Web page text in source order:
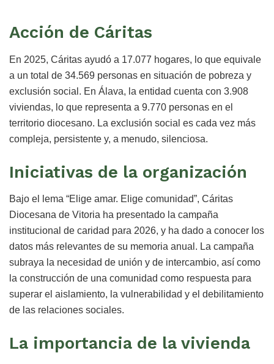
Acción de Cáritas
En 2025, Cáritas ayudó a 17.077 hogares, lo que equivale
a un total de 34.569 personas en situación de pobreza y
exclusión social. En Álava, la entidad cuenta con 3.908
viviendas, lo que representa a 9.770 personas en el
territorio diocesano. La exclusión social es cada vez más
compleja, persistente y, a menudo, silenciosa.
Iniciativas de la organización
Bajo el lema “Elige amar. Elige comunidad”, Cáritas
Diocesana de Vitoria ha presentado la campaña
institucional de caridad para 2026, y ha dado a conocer los
datos más relevantes de su memoria anual. La campaña
subraya la necesidad de unión y de intercambio, así como
la construcción de una comunidad como respuesta para
superar el aislamiento, la vulnerabilidad y el debilitamiento
de las relaciones sociales.
La importancia de la vivienda